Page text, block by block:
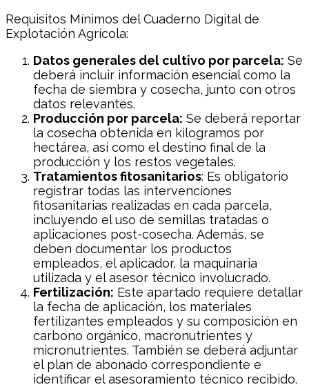
Requisitos Mínimos del Cuaderno Digital de
Explotación Agrícola:
Datos generales del cultivo por parcela: Se
deberá incluir información esencial como la
fecha de siembra y cosecha, junto con otros
datos relevantes.
Producción por parcela: Se deberá reportar
la cosecha obtenida en kilogramos por
hectárea, así como el destino final de la
producción y los restos vegetales.
Tratamientos fitosanitarios: Es obligatorio
registrar todas las intervenciones
fitosanitarias realizadas en cada parcela,
incluyendo el uso de semillas tratadas o
aplicaciones post-cosecha. Además, se
deben documentar los productos
empleados, el aplicador, la maquinaria
utilizada y el asesor técnico involucrado.
Fertilización: Este apartado requiere detallar
la fecha de aplicación, los materiales
fertilizantes empleados y su composición en
carbono orgánico, macronutrientes y
micronutrientes. También se deberá adjuntar
el plan de abonado correspondiente e
identificar el asesoramiento técnico recibido.